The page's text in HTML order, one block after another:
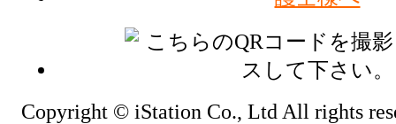
Copyright © iStation Co., Ltd All rights